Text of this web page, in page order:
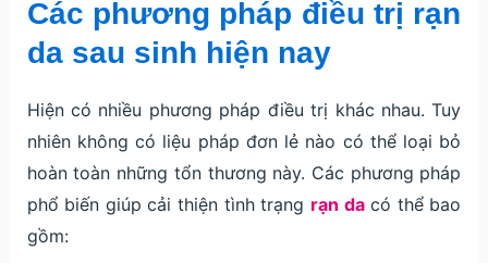
Các phương pháp điều trị rạn
da sau sinh hiện nay
Hiện có nhiều phương pháp điều trị khác nhau. Tuy
nhiên không có liệu pháp đơn lẻ nào có thể loại bỏ
hoàn toàn những tổn thương này. Các phương pháp
phổ biến giúp cải thiện tình trạng rạn dacó thể bao
gồm: